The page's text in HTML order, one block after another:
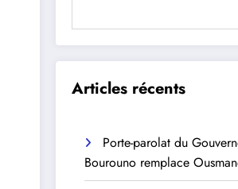
Articles récents
Porte-parolat du
Bourouno remplace